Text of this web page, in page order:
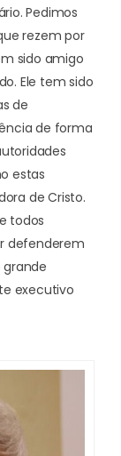
Pedimos
rezem por
sido amigo
Ele tem sido
de
de forma
estas
de Cristo.
todos
defenderem
executivo